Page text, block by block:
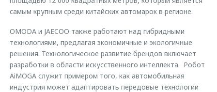
самым крупным среди китайских автомарок в регионе.
OMODA и JAECOO также работают над гибридными
технологиями, предлагая экономичные и экологичные
решения. Технологическое развитие брендов включает
разработки в области искусственного интеллекта. Робот
AiMOGA служит примером того, как автомобильная
индустрия может адаптировать передовые технологии